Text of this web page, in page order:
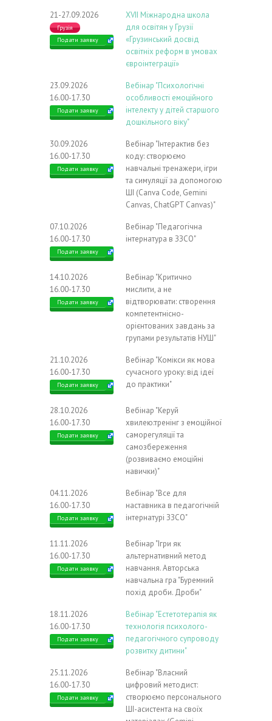
21-27.09.2026
Грузія
Подати заявку
ХVIІ Міжнародна школа
для освітян у Грузії
«Грузинський досвід
освітніх реформ в умовах
євроінтеграції»
23.09.2026
16.00-17.30
Подати заявку
Вебінар "Психологічні
особливості емоційного
інтелекту у дітей старшого
дошкільного віку"
30.09.2026
16.00-17.30
Подати заявку
Вебінар "Інтерактив без
коду: створюємо
навчальні тренажери, ігри
та симуляції за допомогою
ШІ (Canva Code, Gemini
Canvas, ChatGPT Canvas)"
07.10.2026
16.00-17.30
Подати заявку
Вебінар "Педагогічна
інтернатура в ЗЗСО"
14.10.2026
16.00-17.30
Подати заявку
Вебінар "Критично
мислити, а не
відтворювати: створення
компетентнісно-
орієнтованих завдань за
групами результатів НУШ"
21.10.2026
16.00-17.30
Подати заявку
Вебінар "Комікси як мова
сучасного уроку: від ідеї
до практики"
28.10.2026
16.00-17.30
Подати заявку
Вебінар "Керуй
хвилею:тренінг з емоційної
саморегуляції та
самозбереження
(розвиваємо емоційні
навички)"
04.11.2026
16.00-17.30
Подати заявку
Вебінар "Все для
наставника в педагогічній
інтернатурі ЗЗСО"
11.11.2026
16.00-17.30
Подати заявку
Вебінар "Ігри як
альтернативний метод
навчання. Авторська
навчальна гра "Буремний
похід дроби. Дроби"
18.11.2026
16.00-17.30
Подати заявку
Вебінар "Естетотерапія як
технологія психолого-
педагогічного супроводу
розвитку дитини"
25.11.2026
16.00-17.30
Подати заявку
Вебінар "Власний
цифровий методист:
створюємо персонального
ШІ-асистента на своїх